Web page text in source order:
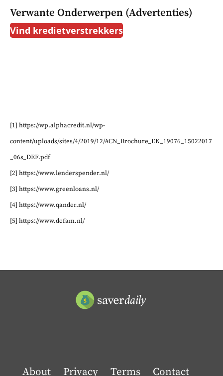
Verwante Onderwerpen (advertenties)
Vind kredietverstrekkers
[1] https://wp.alphacredit.nl/wp-
content/uploads/sites/4/2019/12/ACN_Brochure_EK_19076_15022017
_06s_DEF.pdf
[2] https://www.lenderspender.nl/
[3] https://www.greenloans.nl/
[4] https://www.qander.nl/
[5] https://www.defam.nl/
About Privacy Terms Contact